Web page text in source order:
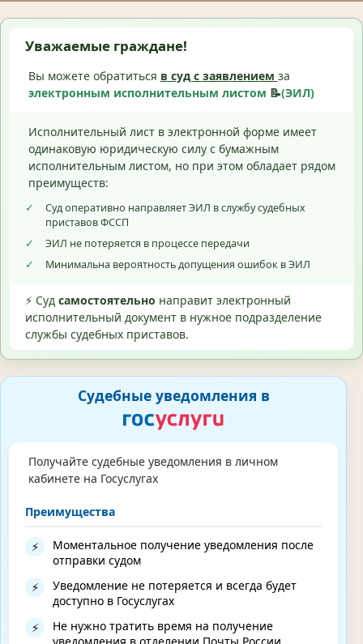
Уважаемые граждане!
Вы можете обратиться в суд с заявлением за
электронным исполнительным листом 📝(ЭИЛ)
Исполнительный лист в электронной форме имеет
одинаковую юридическую силу с бумажным
исполнительным листом, но при этом обладает рядом
преимуществ:
✓
Суд оперативно направляет ЭИЛ в службу судебных
приставов ФССП
✓
ЭИЛ не потеряется в процессе передачи
✓
Минимальна вероятность допущения ошибок в ЭИЛ
⚡ Суд самостоятельно направит электронный
исполнительный документ в нужное подразделение
службы судебных приставов.
Судебные уведомления в
Получайте судебные уведомления в личном
кабинете на Госуслугах
Преимущества
⚡
Моментальное получение уведомления после
отправки судом
⚡
Уведомление не потеряется и всегда будет
доступно в Госуслугах
⚡
Не нужно тратить время на получение